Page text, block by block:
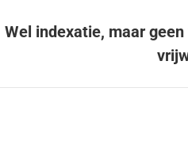
Wel indexatie, maar